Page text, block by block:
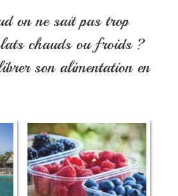
on ne sait pas trop
chauds ou froids ?
son alimentation en